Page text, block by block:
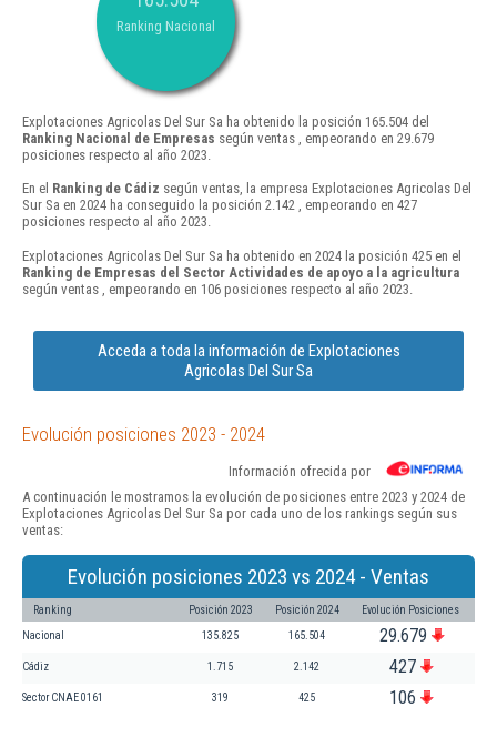
Ranking Nacional
Explotaciones Agricolas Del Sur Sa ha obtenido la posición 165.504 del
Ranking Nacional de Empresas según ventas , empeorando en 29.679
posiciones respecto al año 2023.
En el Ranking de Cádiz según ventas, la empresa Explotaciones Agricolas Del
Sur Sa en 2024 ha conseguido la posición 2.142 , empeorando en 427
posiciones respecto al año 2023.
Explotaciones Agricolas Del Sur Sa ha obtenido en 2024 la posición 425 en el
Ranking de Empresas del Sector Actividades de apoyo a la agricultura
según ventas , empeorando en 106 posiciones respecto al año 2023.
Acceda a toda la información de Explotaciones
Agricolas Del Sur Sa
Evolución posiciones 2023 - 2024
Información ofrecida por
A continuación le mostramos la evolución de posiciones entre 2023 y 2024 de
Explotaciones Agricolas Del Sur Sa por cada uno de los rankings según sus
ventas:
Evolución posiciones 2023 vs 2024 - Ventas
Ranking Posición 2023 Posición 2024 Evolución Posiciones
Nacional 135.825 165.504 29.679
Cádiz 1.715 2.142 427
Sector CNAE 0161 319 425 106